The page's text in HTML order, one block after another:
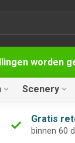
worden
Scenery
Gratis
binnen 60